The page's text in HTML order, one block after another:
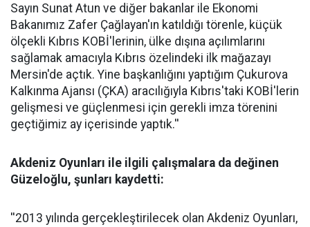
Sayın Sunat Atun ve diğer bakanlar ile Ekonomi
Bakanımız Zafer Çağlayan'ın katıldığı törenle, küçük
ölçekli Kıbrıs KOBİ'lerinin, ülke dışına açılımlarını
sağlamak amacıyla Kıbrıs özelindeki ilk mağazayı
Mersin'de açtık. Yine başkanlığını yaptığım Çukurova
Kalkınma Ajansı (ÇKA) aracılığıyla Kıbrıs'taki KOBİ'lerin
gelişmesi ve güçlenmesi için gerekli imza törenini
geçtiğimiz ay içerisinde yaptık.''
Akdeniz Oyunları ile ilgili çalışmalara da değinen
Güzeloğlu, şunları kaydetti:
''2013 yılında gerçekleştirilecek olan Akdeniz Oyunları,